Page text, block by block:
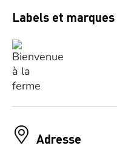
Labels et marques
Adresse